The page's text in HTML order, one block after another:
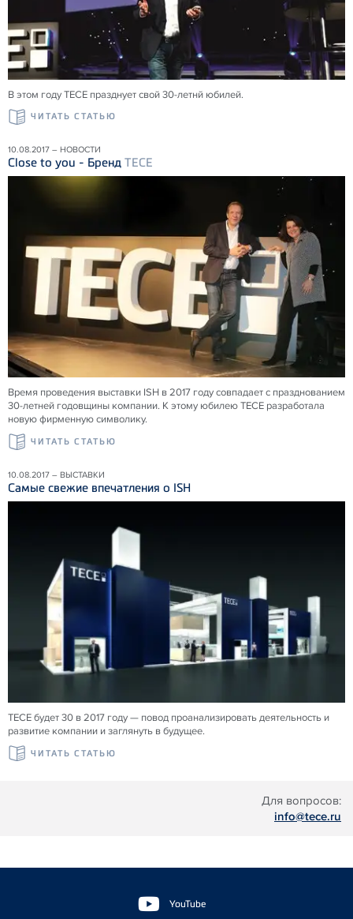
Для вопросов:
info@tece.ru
В этом году ТЕСЕ празднует свой 30-летнй юбилей.
ЧИТАТЬ СТАТЬЮ
10.08.2017 – НОВОСТИ
Close to you - Бренд TECE
Время проведения выставки ISH в 2017 году совпадает с празднованием
30-летней годовщины компании. К этому юбилею TECE разработала
новую фирменную символику.
ЧИТАТЬ СТАТЬЮ
10.08.2017 – ВЫСТАВКИ
Самые свежие впечатления о ISH
TECE будет 30 в 2017 году — повод проанализировать деятельность и
развитие компании и заглянуть в будущее.
ЧИТАТЬ СТАТЬЮ
YouTube